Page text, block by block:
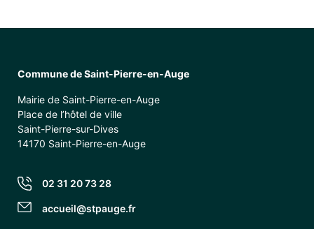
Commune de Saint-Pierre-en-Auge
Mairie de Saint-Pierre-en-Auge
Place de l’hôtel de ville
Saint-Pierre-sur-Dives
14170 Saint-Pierre-en-Auge
02 31 20 73 28
accueil@stpauge.fr